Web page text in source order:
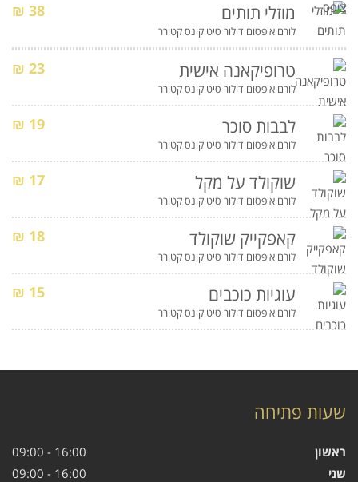
מוזלי תותים
לורם איפסום דולור סיט קונס קטורר
38 ₪
טרופיקאנה אישית
לורם איפסום דולור סיט קונס קטורר
23 ₪
לבבות סוכר
לורם איפסום דולור סיט קונס קטורר
19 ₪
שוקולד על מקל
לורם איפסום דולור סיט קונס קטורר
17 ₪
קאפקייק שוקולד
לורם איפסום דולור סיט קונס קטורר
18 ₪
עוגיות כוכבים
לורם איפסום דולור סיט קונס קטורר
15 ₪
שעות פתיחה
ראשון
16:00 - 09:00
שני
16:00 - 09:00